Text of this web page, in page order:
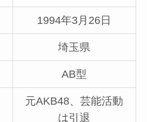
1994年3月26日
埼玉県
AB型
元AKB48、芸能活動
は引退